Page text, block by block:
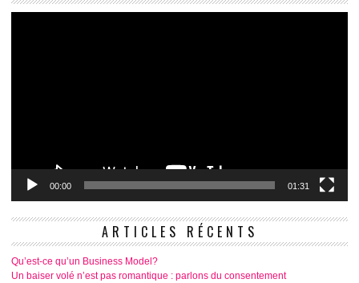
00:00 01:31
ARTICLES RÉCENTS
Qu’est-ce qu’un Business Model?
Un baiser volé n’est pas romantique : parlons du consentement